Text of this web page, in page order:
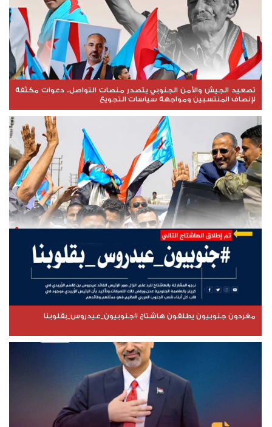
تصعيد الجيش والأمن الجنوبي يتصدر منصات التواصل.. دعوات مكثفة
لإنصاف المنتسبين ومواجهة سياسات التجويع
مغردون جنوبيون يطلقون هاشتاج #جنوبيون_عيدروس_بقلوبنا